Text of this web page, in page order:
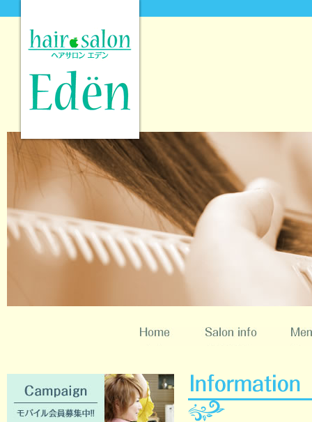
Campaign [モバイル会員募集中!!]